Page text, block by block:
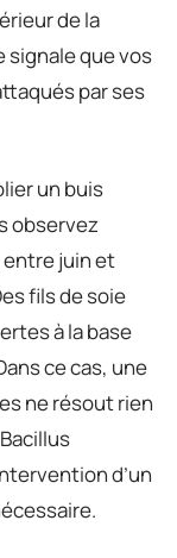
de la
signale que vos
par ses
un buis
observez
juin et
fils de soie
à la base
ce cas, une
ne résout rien
d’un